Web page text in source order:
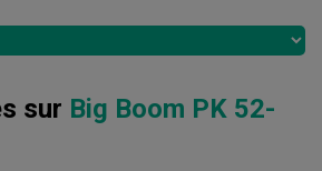
sur Big Boom PK 52-